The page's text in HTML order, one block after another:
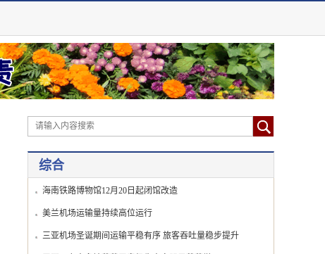
综合
海南铁路博物馆12月20日起闭馆改造
美兰机场运输量持续高位运行
三亚机场圣诞期间运输平稳有序 旅客吞吐量稳步提升